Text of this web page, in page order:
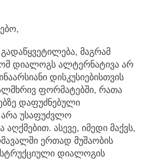
გადაწყვეტილება, მაგრამ
დიალოგს ალტერნატივა არ
დისკუსიებისთვის
ფორმატებში, რათა
დაფუძნებული
არა უსაფუძვლო
ასევე, იმედი მაქვს,
ერთად მუშაობის
დიალოგის